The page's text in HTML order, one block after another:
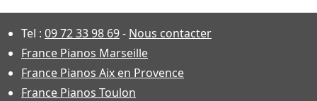
Tel : 09 72 33 98 69- Nous contacter
France Pianos Marseille
France Pianos Aix en Provence
France Pianos Toulon